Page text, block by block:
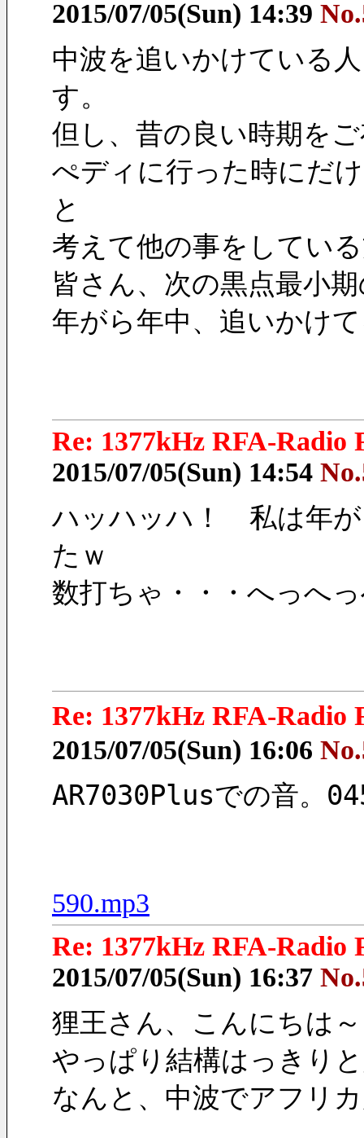
2015/07/05(Sun) 14:39
中波を追いかけている
す。
但し、昔の良い時期を
ぺディに行った時にだ
と
考えて他の事をしてい
皆さん、次の黒点最小
年がら年中、追いかけ
Re: 1377kHz RFA-Radio
2015/07/05(Sun) 14:54
ハッハッハ！　私は年
たｗ
数打ちゃ・・・へっへ
Re: 1377kHz RFA-Radio
2015/07/05(Sun) 16:06
AR7030Plusでの音。
590.mp3
Re: 1377kHz RFA-Radio
2015/07/05(Sun) 16:37
狸王さん、こんにちは
やっぱり結構はっきり
なんと、中波でアフリ